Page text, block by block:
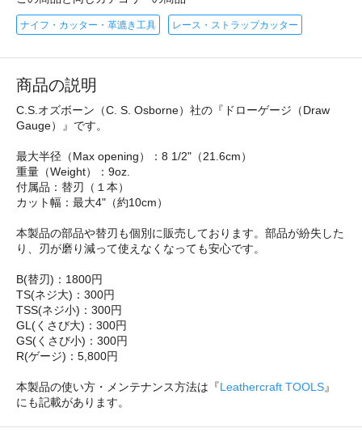
ナイフ・カッター・革漉き工具 レース・ストラップカッター
商品の説明
C.S.オズボーン（C. S. Osborne）社の『ドローゲージ（Draw
Gauge）』です。
最大半径（Max opening）：8 1/2"（21.6cm）
重量（Weight）：9oz.
付属品：替刃（１本）
カット幅：最大4"（約10cm）
本製品の部品や替刃も個別に販売しております。部品が紛失した
り、刃が磨り減って使えなくなっても安心です。
B(替刃)：1800円
TS(ネジ大)：300円
TSS(ネジ小)：300円
GL(くさび大)：300円
GS(くさび小)：300円
R(ゲージ)：5,800円
本製品の使い方・メンテナンス方法は『Leathercraft TOOLS』
にも記載があります。